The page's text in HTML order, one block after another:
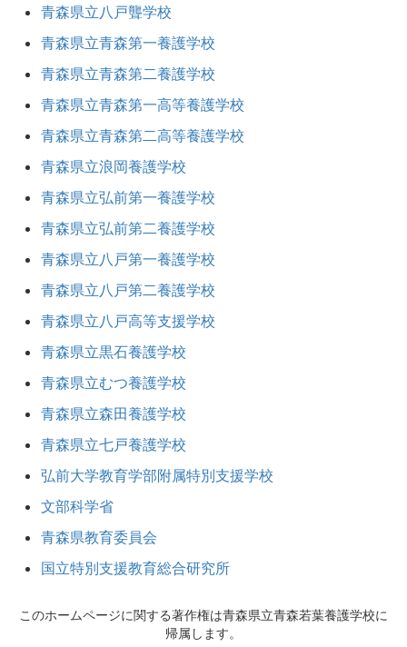
青森県立八戸聾学校
青森県立青森第一養護学校
青森県立青森第二養護学校
青森県立青森第一高等養護学校
青森県立青森第二高等養護学校
青森県立浪岡養護学校
青森県立弘前第一養護学校
青森県立弘前第二養護学校
青森県立八戸第一養護学校
青森県立八戸第二養護学校
青森県立八戸高等支援学校
青森県立黒石養護学校
青森県立むつ養護学校
青森県立森田養護学校
青森県立七戸養護学校
弘前大学教育学部附属特別支援学校
文部科学省
青森県教育委員会
国立特別支援教育総合研究所
このホームページに関する著作権は青森県立青森若葉養護学校に
帰属します。